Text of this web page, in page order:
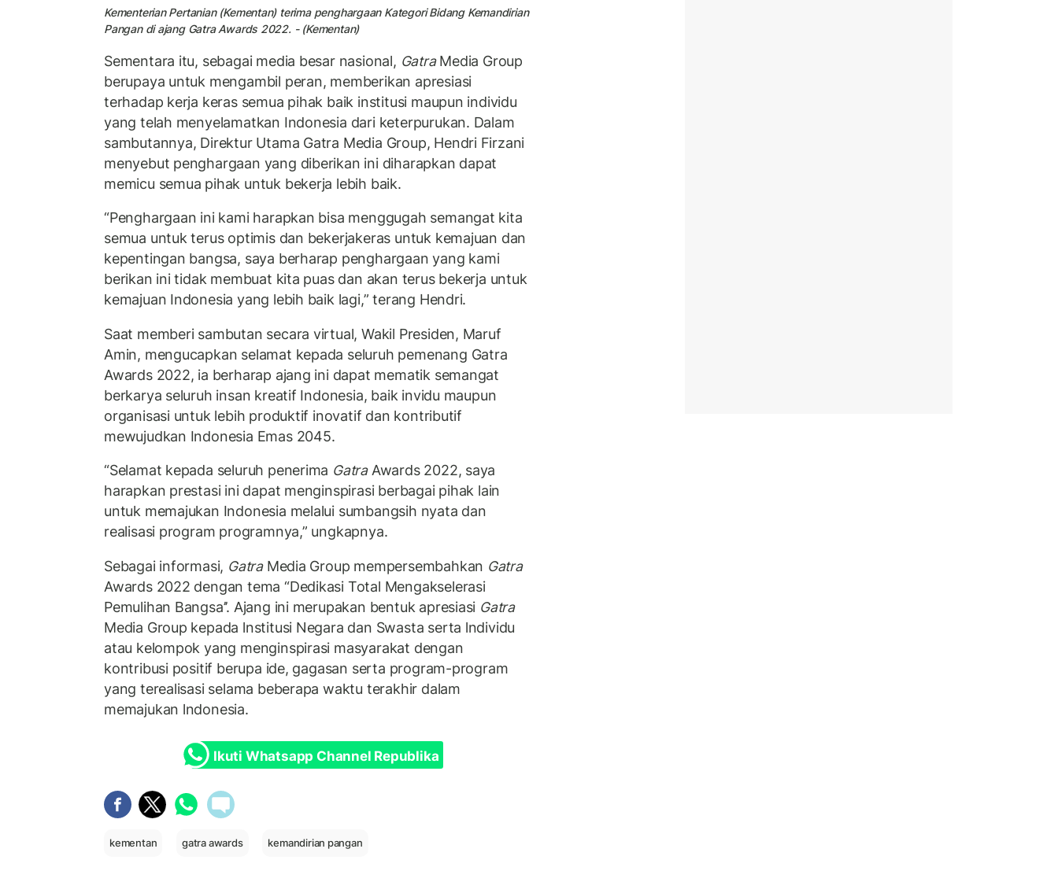
Kementerian Pertanian (Kementan) terima penghargaan Kategori Bidang Kemandirian
Pangan di ajang Gatra Awards 2022. - (Kementan)
Sementara itu, sebagai media besar nasional, GatraMedia Group
berupaya untuk mengambil peran, memberikan apresiasi
terhadap kerja keras semua pihak baik institusi maupun individu
yang telah menyelamatkan Indonesia dari keterpurukan. Dalam
sambutannya, Direktur Utama Gatra Media Group, Hendri Firzani
menyebut penghargaan yang diberikan ini diharapkan dapat
memicu semua pihak untuk bekerja lebih baik.
“Penghargaan ini kami harapkan bisa menggugah semangat kita
semua untuk terus optimis dan bekerjakeras untuk kemajuan dan
kepentingan bangsa, saya berharap penghargaan yang kami
berikan ini tidak membuat kita puas dan akan terus bekerja untuk
kemajuan Indonesia yang lebih baik lagi,” terang Hendri.
Saat memberi sambutan secara virtual, Wakil Presiden, Maruf
Amin, mengucapkan selamat kepada seluruh pemenang Gatra
Awards 2022, ia berharap ajang ini dapat mematik semangat
berkarya seluruh insan kreatif Indonesia, baik invidu maupun
organisasi untuk lebih produktif inovatif dan kontributif
mewujudkan Indonesia Emas 2045.
“Selamat kepada seluruh penerima GatraAwards 2022, saya
harapkan prestasi ini dapat menginspirasi berbagai pihak lain
untuk memajukan Indonesia melalui sumbangsih nyata dan
realisasi program programnya,” ungkapnya.
Sebagai informasi, GatraMedia Group mempersembahkan Gatra
Awards 2022 dengan tema “Dedikasi Total Mengakselerasi
Pemulihan Bangsa’’. Ajang ini merupakan bentuk apresiasi Gatra
Media Group kepada lnstitusi Negara dan Swasta serta lndividu
atau kelompok yang menginspirasi masyarakat dengan
kontribusi positif berupa ide, gagasan serta program-program
yang terealisasi selama beberapa waktu terakhir dalam
memajukan lndonesia.
Ikuti Whatsapp Channel Republika
kementan gatra awards kemandirian pangan